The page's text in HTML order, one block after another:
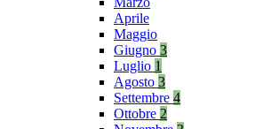
Aprile
Maggio
Giugno 3
Luglio 1
Agosto 3
Settembre 4
Ottobre 2